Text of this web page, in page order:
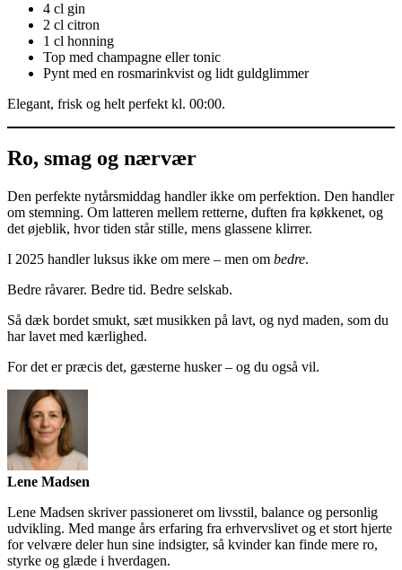
4 cl gin
2 cl citron
1 cl honning
Top med champagne eller tonic
Pynt med en rosmarinkvist og lidt guldglimmer
Elegant, frisk og helt perfekt kl. 00:00.
Ro, smag og nærvær
Den perfekte nytårsmiddag handler ikke om perfektion. Den handler
om stemning. Om latteren mellem retterne, duften fra køkkenet, og
det øjeblik, hvor tiden står stille, mens glassene klirrer.
I 2025 handler luksus ikke om mere – men om bedre.
Bedre råvarer. Bedre tid. Bedre selskab.
Så dæk bordet smukt, sæt musikken på lavt, og nyd maden, som du
har lavet med kærlighed.
For det er præcis det, gæsterne husker – og du også vil.
Lene Madsen
Lene Madsen skriver passioneret om livsstil, balance og personlig
udvikling. Med mange års erfaring fra erhvervslivet og et stort hjerte
for velvære deler hun sine indsigter, så kvinder kan finde mere ro,
styrke og glæde i hverdagen.